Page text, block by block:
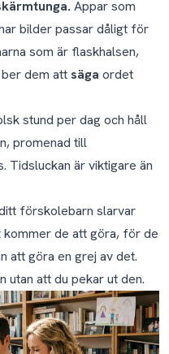
Appar som
bilder passar dåligt för
som är flaskhalsen,
dem attsäga ordet
stund per dag och håll
promenad till
Tidsluckan är viktigare än
förskolebarn slarvar
de att göra, för de
göra en grej av det.
utan att du pekar ut den.